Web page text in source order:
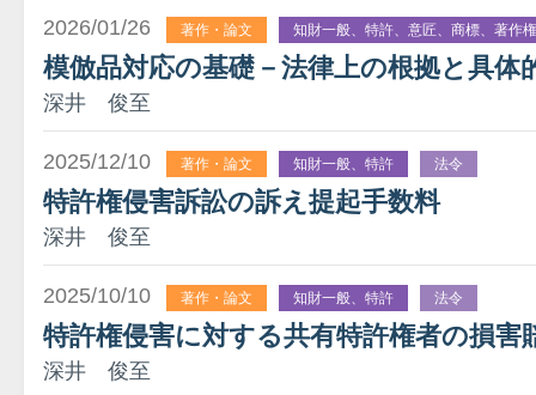
2026/01/26 著作・論文 知財一般、特許、意匠、商標、著作
模倣品対応の基礎－法律上の根拠と具体
深井 俊至
2025/12/10 著作・論文 知財一般、特許 法令
特許権侵害訴訟の訴え提起手数料
深井 俊至
2025/10/10 著作・論文 知財一般、特許 法令
特許権侵害に対する共有特許権者の損害
深井 俊至